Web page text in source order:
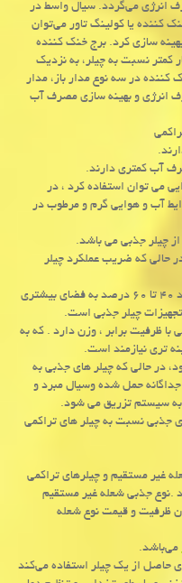
انرژی می‌گردد. سیال واسط در
کننده یا کولینگ تاور می‌توان
سازی کرد. برج خنک کننده
کمتر نسبت به چیلر، به نزدیک
در سه نوع مدار باز، مدار
انرژی و بهینه سازی مصرف آب
آب کمتری دارند.
می توان استفاده کرد ، در
آب و هوایی گرم و مرطوب در
چیلر جذبی می باشد.
تراکمی بین ۱ تا ۸ است در حالی که ضریب عملکرد چیلر
چیلر جذبی در توان برابر با چیلر تراکمی، حدود ۴۰ تا ۶۰ درصد به فضای بیشتری
چیلر جذبی است.
ظرفیت برابر ، وزن دارد . که به
تری نیازمند است.
در حالی که چیلر های جذبی به
حمل شده وسیال مبرد و
سیستم تزریق می شود.
جذبی نسبت به چیلر های تراکمی
غیر مستقیم و چیلرهای تراکمی
جذبی شعله غیر مستقیم
ظرفیت و قیمت نوع شعله
حاصل از یک چیلر استفاده می‌کند